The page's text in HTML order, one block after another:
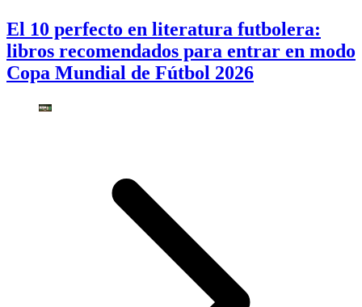
El 10 perfecto en literatura futbolera:
libros recomendados para entrar en modo
Copa Mundial de Fútbol 2026